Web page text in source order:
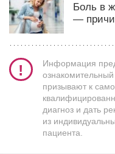
Боль в
—
Информация
призывают к
диагноз и дать
из
пациента.